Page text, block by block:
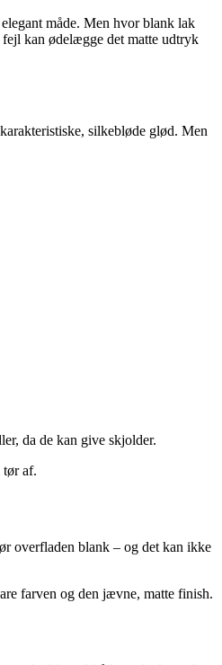
måde. Men hvor blank lak
kan ødelægge det matte udtryk
silkebløde glød. Men
da de kan give skjolder.
af.
overfladen blank – og det kan ikke
farven og den jævne, matte finish.